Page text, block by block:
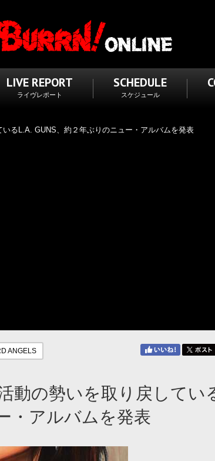
LIVE REPORT
ライヴレポート
SCHEDULE
スケジュール
るL.A. GUNS、約２年ぶりのニュー・アルバムを発表
ANGELS
動の勢いを取り戻してい
・アルバムを発表